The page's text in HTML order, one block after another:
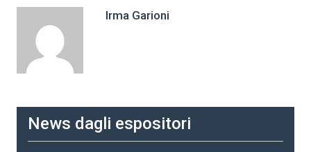
Irma Garioni
News dagli espositori